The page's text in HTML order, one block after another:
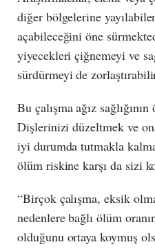
diğer bölgelerine
açabileceğini öne
yiyecekleri çiğnemeyi ve
sürdürmeyi de
Bu çalışma ağız
Dişlerinizi düzeltmek ve
iyi durumda tutmakla
ölüm riskine karşı da sizi
“Birçok çalışma, eksik
nedenlere bağlı ölüm
olduğunu ortaya koymuş